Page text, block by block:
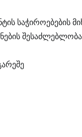
საჭიროებების